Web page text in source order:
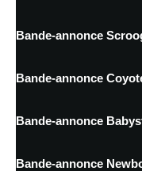
Bande-annonce
Bande-annonce
Bande-annonce
Bande-annonce